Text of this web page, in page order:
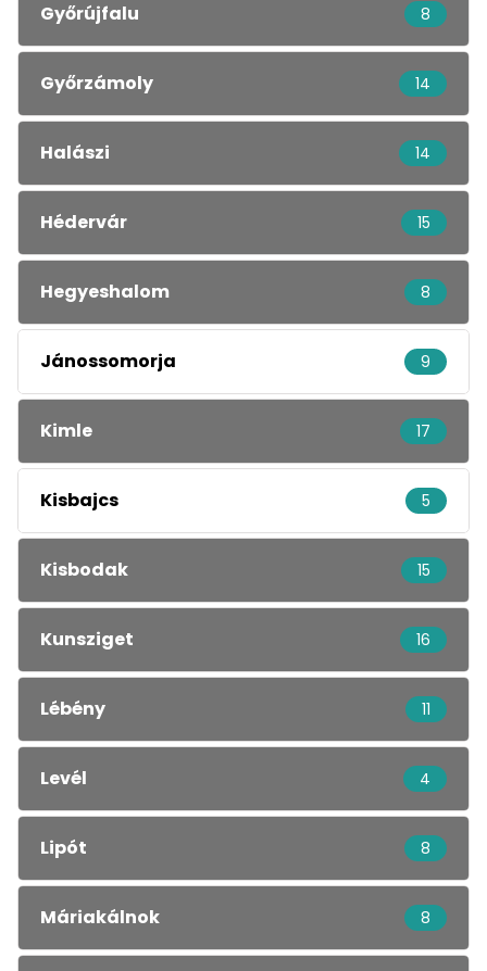
Győrújfalu 8
Győrzámoly 14
Halászi 14
Hédervár 15
Hegyeshalom 8
Jánossomorja 9
Kimle 17
Kisbajcs 5
Kisbodak 15
Kunsziget 16
Lébény 11
Levél 4
Lipót 8
Máriakálnok 8